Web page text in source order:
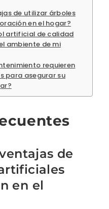
de utilizar árboles
en el hogar?
artificial de calidad
ambiente de mi
requieren
para asegurar su
de
en el